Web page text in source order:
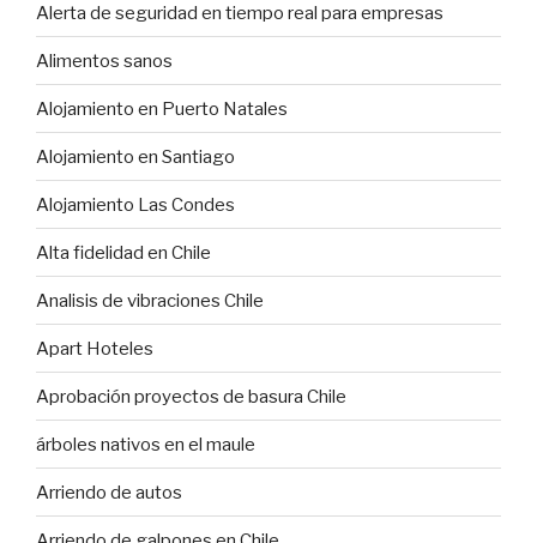
Alerta de seguridad en tiempo real para empresas
Alimentos sanos
Alojamiento en Puerto Natales
Alojamiento en Santiago
Alojamiento Las Condes
Alta fidelidad en Chile
Analisis de vibraciones Chile
Apart Hoteles
Aprobación proyectos de basura Chile
árboles nativos en el maule
Arriendo de autos